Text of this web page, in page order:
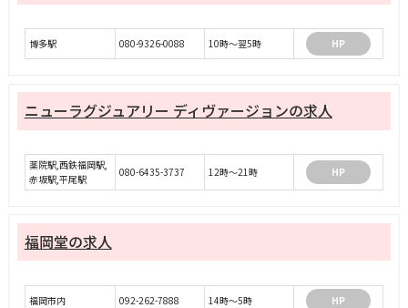
博多駅 080-9326-0088 10時～翌5時 HP
ニューラグジュアリー ディヴァージョンの求人
薬院駅,西鉄福岡駅,
赤坂駅,平尾駅
080-6435-3737 12時〜21時 HP
福岡堂の求人
福岡市内 092-262-7888 14時〜5時 HP